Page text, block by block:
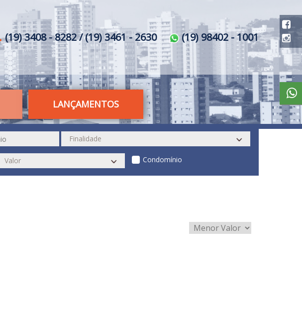
(19) 3408 - 8282 / (19) 3461 - 2630 (19) 98402 - 1001
LANÇAMENTOS
Condomínio